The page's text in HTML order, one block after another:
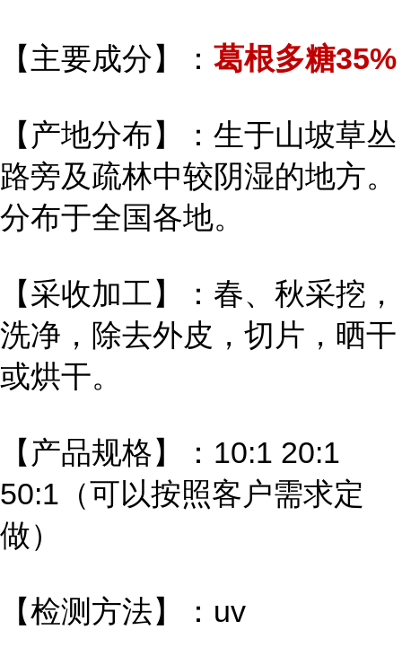
【主要成分】： 葛根多糖35%
【产地分布】：生于山坡草丛
路旁及疏林中较阴湿的地方。
分布于全国各地。
【采收加工】：春、秋采挖，
洗净，除去外皮，切片，晒干
或烘干。
【产品规格】：10:1 20:1
50:1（可以按照客户需求定
做）
【检测方法】：uv